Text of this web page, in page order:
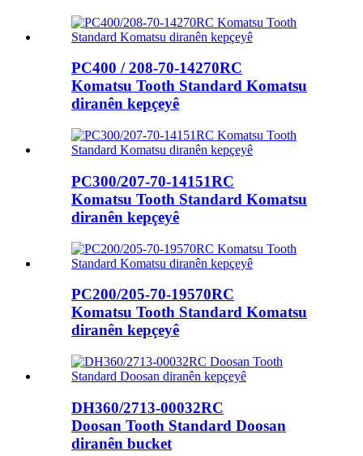
PC400 / 208-70-14270RC
Komatsu Tooth Standard Komatsu
diranên kepçeyê
PC300/207-70-14151RC
Komatsu Tooth Standard Komatsu
diranên kepçeyê
PC200/205-70-19570RC
Komatsu Tooth Standard Komatsu
diranên kepçeyê
DH360/2713-00032RC
Doosan Tooth Standard Doosan
diranên bucket